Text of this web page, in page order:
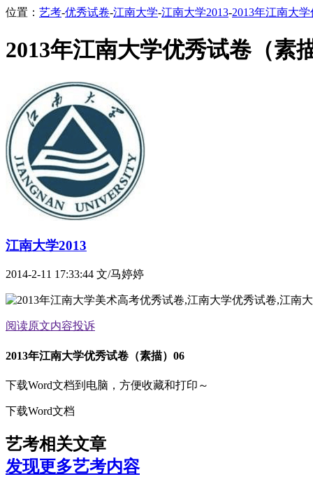
位置： 艺考-优秀试卷-江南大学-江南大学2013-2013年江南大
2013年江南大学优秀试卷（素
江南大学2013
2014-2-11 17:33:44 文/马婷婷
阅读原文内容投诉
2013年江南大学优秀试卷（素描）06
下载Word文档到电脑，方便收藏和打印～
下载Word文档
艺考相关文章
发现更多艺考内容